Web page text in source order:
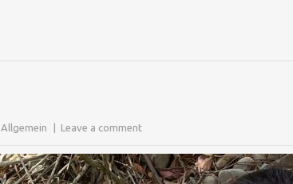
Allgemein Leave a comment